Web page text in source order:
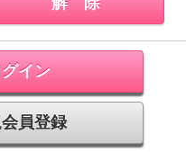
イン
員登録